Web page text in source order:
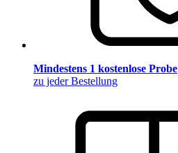
Mindestens 1 kostenlose Probe
zu jeder Bestellung